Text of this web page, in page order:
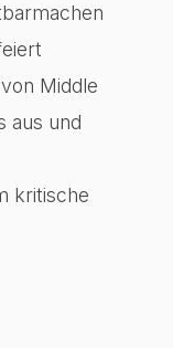
Middle
aus und
kritische